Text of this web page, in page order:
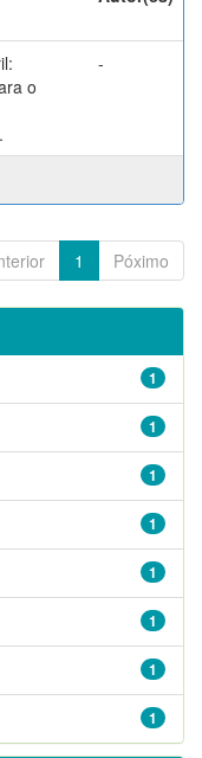
o
-
1 Póximo
1
1
1
1
1
1
1
1